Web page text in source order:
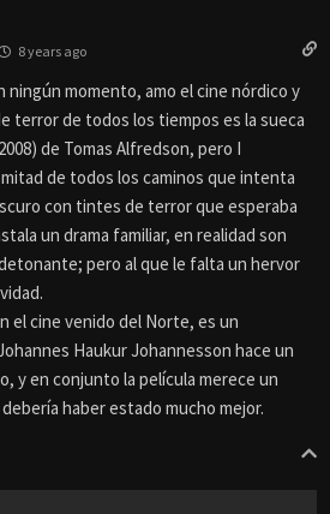
8 years ago
ningún momento, amo el cine nórdico y
terror de todos los tiempos es la sueca
de Tomas Alfredson, pero I
de todos los caminos que intenta
con tintes de terror que esperaba
un drama familiar, en realidad son
pero al que le falta un hervor
el cine venido del Norte, es un
Haukur Johannesson hace un
y en conjunto la película merece un
haber estado mucho mejor.